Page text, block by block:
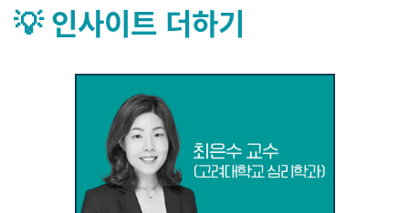
💡 인사이트 더하기